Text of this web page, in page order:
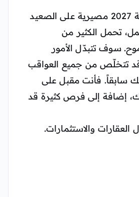
تعتبر سنة 2027 مصيرية على الصعيد
تحمل الكثير من
سوف تتبدّل الأمور
تتخلّص من جميع العواقب
سابقاً. فأنت مقبل على
إضافة إلى فرص كثيرة قد
والاستثمارات.